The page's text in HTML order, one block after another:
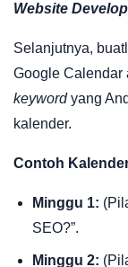
Website
Selanjutnya,
Google Calendar
keywordyang
kalender.
Contoh
Minggu 1:
SEO?”.
Minggu 2: